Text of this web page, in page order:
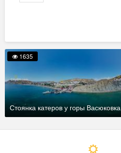
Стоянка катеров у горы Васюковка
1635